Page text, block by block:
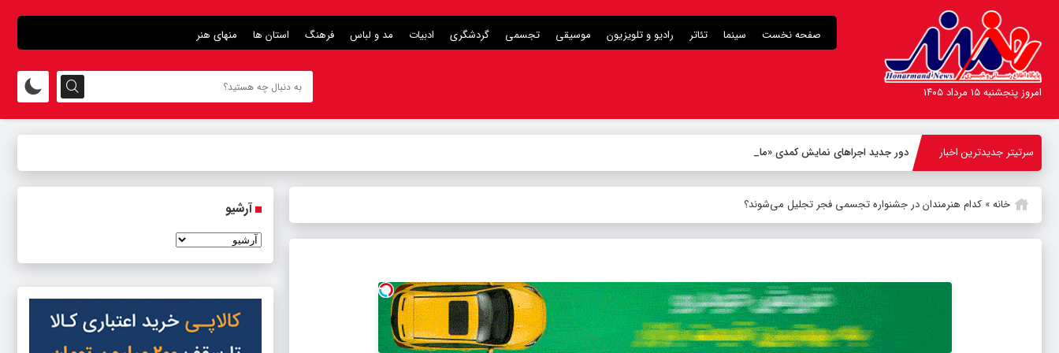
صفحه نخست سینما تئاتر رادیو و تلویزیون موسیقی تجسمی گردشگری ادبیات مد و لباس فرهنگ استان ها منهای هنر
امروز پنجشنبه ۱۵ مرداد ۱۴۰۵
سرتیتر جدیدترین اخبار دور جدید اجراهای نمایش کمدی «مادرکیو» در عمار
خانه» کدام هنرمندان در جشنواره تجسمی فجر تجلیل می‌شوند؟ آرشیو